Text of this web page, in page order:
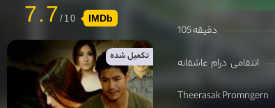
105 دقیقه
انتقامی درام عاشقانه
Theerasak Promngern
7.7 IMDb
تکمیل شده